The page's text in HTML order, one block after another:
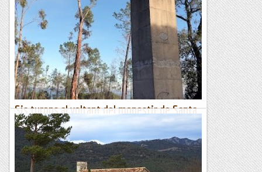
Aparcament Falconera, La Sabatera, balma d'en Rubí, cova
Bosc Màgic, font i foradada de la Figuerota i cova
MuronellAparcament Falconera, La Sabatera, balma d'en
Rubí,...
Muntanya
Sis turons al voltant del monestir de Santa
Maria de Roca-Rossa (460 m)
Dissabte 3 de febrer de 2024MatinalHora de sortida: Vuit del
matí. Ubicació: Comarca del Maresme. Temps aproximat: 3
h 15 min (8,4 km) Desnivell: 280 m...